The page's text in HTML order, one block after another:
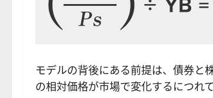
モデルの背後にある前提は、債券と
の相対価格が市場で変化するにつれ